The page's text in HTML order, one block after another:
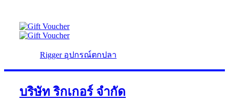
Rigger อุปกรณ์ตกปลา
บริษัท ริกเกอร์ จำกัด